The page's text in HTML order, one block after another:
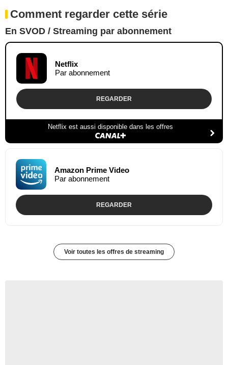
Comment regarder cette série
En SVOD / Streaming par abonnement
Netflix
Par abonnement
REGARDER
Netflix est aussi disponible dans les offres
Amazon Prime Video
Par abonnement
REGARDER
Voir toutes les offres de streaming